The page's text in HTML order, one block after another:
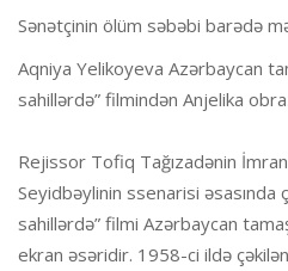
Sənətçinin ölüm səbəbi barədə
Aqniya Yelikoyeva Azərbaycan
sahillərdə” filmindən Anjelika
Rejissor Tofiq Tağızadənin
Seyidbəylinin ssenarisi əsasında
sahillərdə” filmi Azərbaycan
ekran əsəridir. 1958-ci ildə